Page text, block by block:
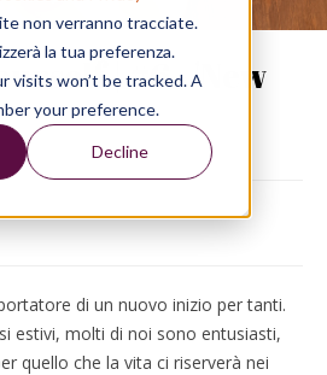
non verranno tracciate.
la tua preferenza.
visits won’t be tracked. A
your preference.
Decline
| #6 - 'New
di un nuovo inizio per tanti.
estivi, molti di noi sono entusiasti,
quello che la vita ci riserverà nei